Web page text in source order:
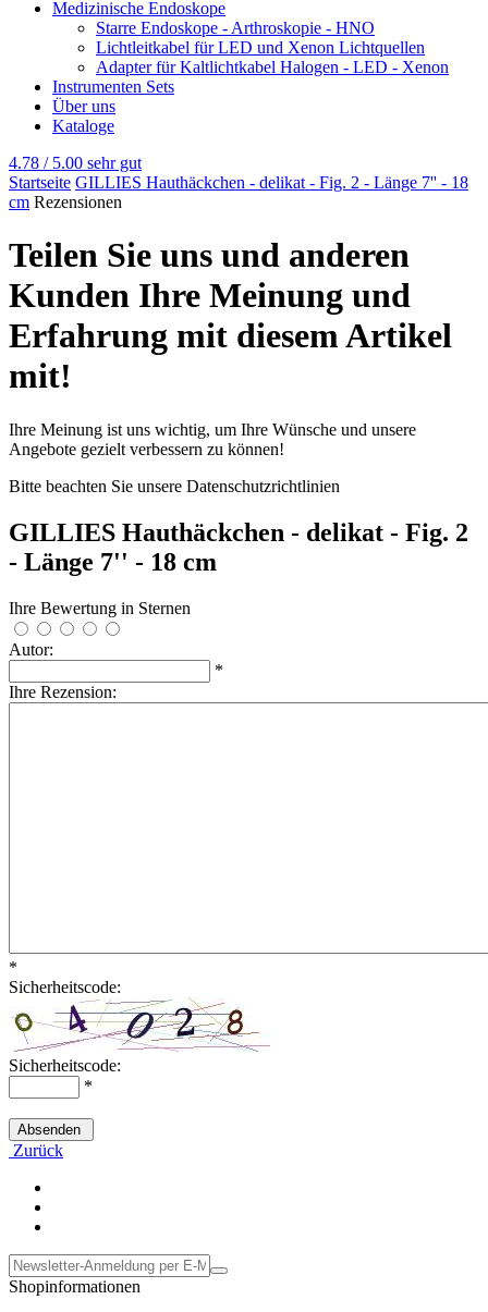
Medizinische Endoskope
Starre Endoskope - Arthroskopie - HNO
Lichtleitkabel für LED und Xenon Lichtquellen
Adapter für Kaltlichtkabel Halogen - LED - Xenon
Instrumenten Sets
Über uns
Kataloge
4.78 / 5.00 sehr gut
Startseite GILLIES Hauthäckchen - delikat - Fig. 2 - Länge 7'' - 18
cm Rezensionen
Teilen Sie uns und anderen
Kunden Ihre Meinung und
Erfahrung mit diesem Artikel
mit!
Ihre Meinung ist uns wichtig, um Ihre Wünsche und unsere
Angebote gezielt verbessern zu können!
Bitte beachten Sie unsere Datenschutzrichtlinien
GILLIES Hauthäckchen - delikat - Fig. 2
- Länge 7'' - 18 cm
Ihre Bewertung in Sternen
Autor:
*
Ihre Rezension:
*
Sicherheitscode:
Sicherheitscode:
*
Absenden
Zurück
Shopinformationen